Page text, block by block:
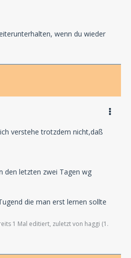
wenn du wieder
verstehe trotzdem nicht,daß
den letzten zwei Tagen wg
die man erst lernen sollte
1 Mal editiert, zuletzt von haggi (1.